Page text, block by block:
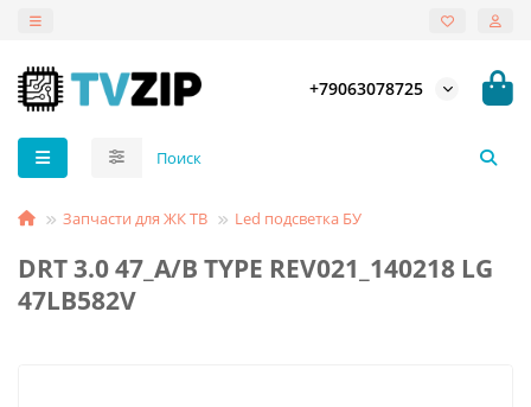
+79063078725
Запчасти для ЖК ТВ Led подсветка БУ
DRT 3.0 47_A/B TYPE REV021_140218 LG
47LB582V